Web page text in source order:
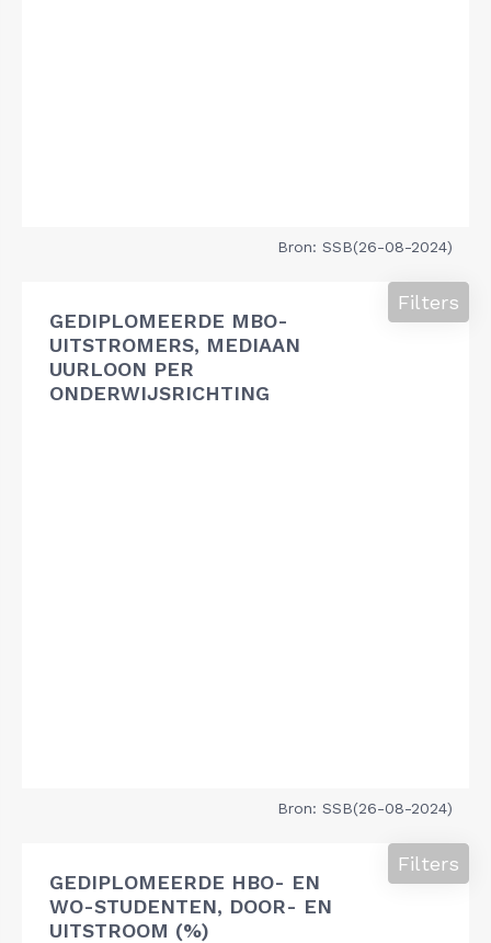
Bron: SSB(26-08-2024)
GEDIPLOMEERDE MBO-
UITSTROMERS, MEDIAAN
UURLOON PER
ONDERWIJSRICHTING
Filters
Bron: SSB(26-08-2024)
GEDIPLOMEERDE HBO- EN
WO-STUDENTEN, DOOR- EN
UITSTROOM (%)
Filters